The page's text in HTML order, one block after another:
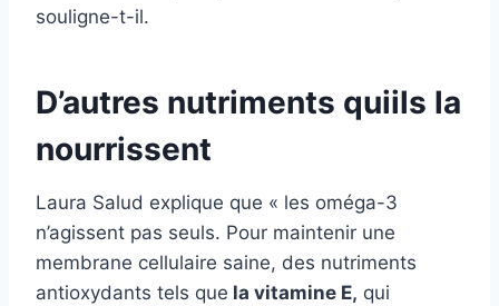
souligne-t-il.
D’autres nutriments quiils la
nourrissent
Laura Salud explique que « les oméga-3
n’agissent pas seuls. Pour maintenir une
membrane cellulaire saine, des nutriments
antioxydants tels que la vitamine E, qui